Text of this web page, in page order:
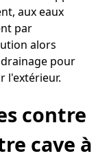
aux eaux
par
alors
pour
l'extérieur.
contre
cave à